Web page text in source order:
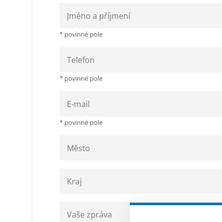
* povinné pole
* povinné pole
* povinné pole